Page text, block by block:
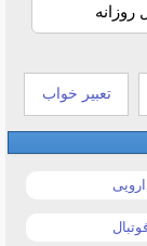
روزانه
تعبیر خواب